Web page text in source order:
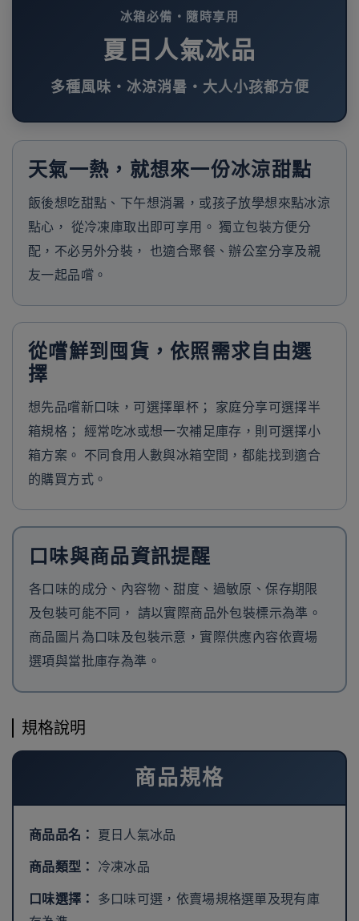
冰箱必備・隨時享用
夏日人氣冰品
多種風味・冰涼消暑・大人小孩都方便
天氣一熱，就想來一份冰涼甜點
飯後想吃甜點、下午想消暑，或孩子放學想來點冰涼
點心， 從冷凍庫取出即可享用。 獨立包裝方便分
配，不必另外分裝， 也適合聚餐、辦公室分享及親
友一起品嚐。
從嚐鮮到囤貨，依照需求自由選
擇
想先品嚐新口味，可選擇單杯； 家庭分享可選擇半
箱規格； 經常吃冰或想一次補足庫存，則可選擇小
箱方案。 不同食用人數與冰箱空間，都能找到適合
的購買方式。
口味與商品資訊提醒
各口味的成分、內容物、甜度、過敏原、保存期限
及包裝可能不同， 請以實際商品外包裝標示為準。
商品圖片為口味及包裝示意，實際供應內容依賣場
選項與當批庫存為準。
規格說明
商品規格
商品品名： 夏日人氣冰品
商品類型： 冷凍冰品
口味選擇：
多口味可選，依賣場規格選單及現有庫